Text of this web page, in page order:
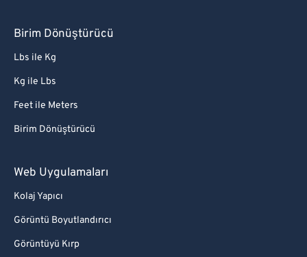
Birim Dönüştürücü
Lbs ile Kg
Kg ile Lbs
Feet ile Meters
Birim Dönüştürücü
Web Uygulamaları
Kolaj Yapıcı
Görüntü Boyutlandırıcı
Görüntüyü Kırp